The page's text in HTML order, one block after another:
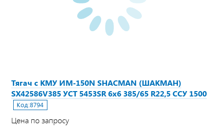
Тягач с КМУ ИМ-150N SHACMAN (ШАКМАН)
SX42586V385 УСТ 5453SR 6х6 385/65 R22,5 ССУ 1500
Код:8794
Цена по запросу